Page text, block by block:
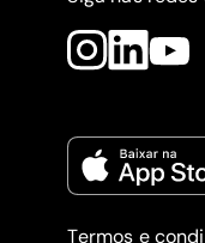
Termos e